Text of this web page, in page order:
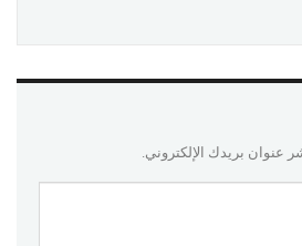
عنوان بريدك الإلكتروني.